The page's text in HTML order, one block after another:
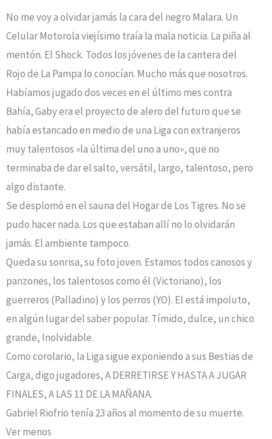
No me voy a olvidar jamás la cara del negro Malara. Un
Celular Motorola viejísimo traía la mala noticia. La piña al
mentón. El Shock. Todos los jóvenes de la cantera del
Rojo de La Pampa lo conocían. Mucho más que nosotros.
Habíamos jugado dos veces en el último mes contra
Bahía, Gaby era el proyecto de alero del futuro que se
había estancado en medio de una Liga con extranjeros
muy talentosos »la última del uno a uno», que no
terminaba de dar el salto, versátil, largo, talentoso, pero
algo distante.
Se desplomó en el sauna del Hogar de Los Tigres. No se
pudo hacer nada. Los que estaban allí no lo olvidarán
jamás. El ambiente tampoco.
Queda su sonrisa, su foto joven. Estamos todos canosos y
panzones, los talentosos como él (Victoriano), los
guerreros (Palladino) y los perros (YO). El está impoluto,
en algún lugar del saber popular. Tímido, dulce, un chico
grande, Inolvidable.
Como corolario, la Liga sigue exponiendo a sus Bestias de
Carga, digo jugadores, A DERRETIRSE Y HASTA A JUGAR
FINALES, A LAS 11 DE LA MAÑANA.
Gabriel Riofrio tenía 23 años al momento de su muerte.
Ver menos